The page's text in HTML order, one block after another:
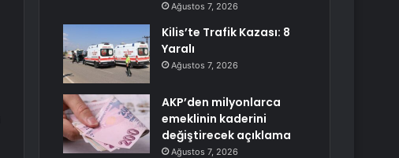
Ağustos 7, 2026
Kilis’te Trafik Kazası: 8
Yaralı
Ağustos 7, 2026
AKP’den milyonlarca
emeklinin kaderini
değiştirecek açıklama
Ağustos 7, 2026